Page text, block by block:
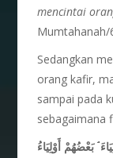
mencintai
Mumtahanah/
Sedangkan
orang kafir,
sampai pada
sebagaimana
ۘبَعْضُهُمْ أَوْلِيَاءُ